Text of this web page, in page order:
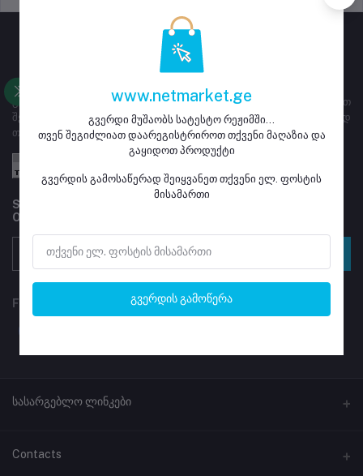
გვერდი ემსახურება ყიდვა გაყიდვას, მაღაზიებს ეძლევათ
შესაძლებლობა დარეგისტრირდნენ და განათავსონ გასაყიდად
თავიანთი პროდუქტი
Subscribe to our newsletter for regular updates about
Offers, Coupons & more
FOLLOW US
სასარგებლო ლინკები
პროგრამული უზრუნველყოფა
Contacts
www.netmarket.ge
გვერდი მუშაობს სატესტო რეჟიმში...
თვენ შეგიძლიათ დაარეგისტრიროთ თქვენი მაღაზია და
გაყიდოთ პროდუქტი
გვერდის გამოსაწერად შეიყვანეთ თქვენი ელ. ფოსტის
მისამართი
გვერდის გამოწერა